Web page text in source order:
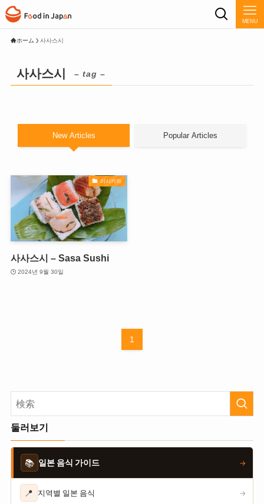
MENU
ホーム 사사스시
사사스시 – tag –
New Articles Popular Articles
이시카와
사사스시 – Sasa Sushi
2024년 9월 30일
1
둘러보기
📚 일본 음식 가이드 →
📍 지역별 일본 음식 →